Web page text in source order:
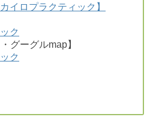
イロプラクティック】
ク
グーグルmap】
ク